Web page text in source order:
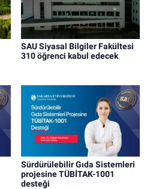
SAU Siyasal Bilgiler Fakültesi
310 öğrenci kabul edecek
Sürdürülebilir Gıda Sistemleri
projesine TÜBİTAK-1001
desteği